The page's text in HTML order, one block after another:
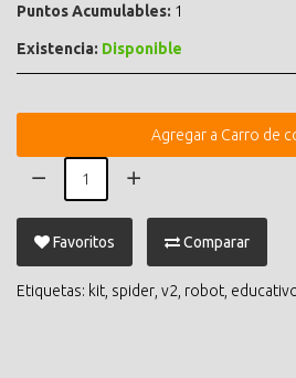
Puntos Acumulables: 1
Existencia: Disponible
Agregar a Carro de
Favoritos Comparar
Etiquetas: kit spider v2 robot